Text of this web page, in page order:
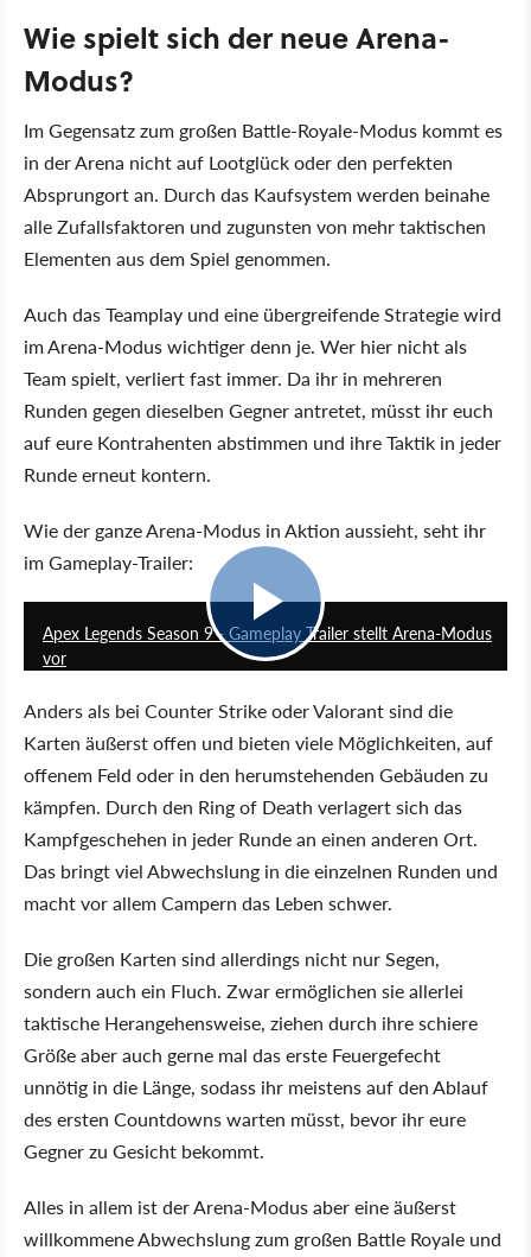
Wie spielt sich der neue Arena-
Modus?
Im Gegensatz zum großen Battle-Royale-Modus kommt es
in der Arena nicht auf Lootglück oder den perfekten
Absprungort an. Durch das Kaufsystem werden beinahe
alle Zufallsfaktoren und zugunsten von mehr taktischen
Elementen aus dem Spiel genommen.
Auch das Teamplay und eine übergreifende Strategie wird
im Arena-Modus wichtiger denn je. Wer hier nicht als
Team spielt, verliert fast immer. Da ihr in mehreren
Runden gegen dieselben Gegner antretet, müsst ihr euch
auf eure Kontrahenten abstimmen und ihre Taktik in jeder
Runde erneut kontern.
Wie der ganze Arena-Modus in Aktion aussieht, seht ihr
im Gameplay-Trailer:
Apex Legends Season 9 - Gameplay Trailer stellt Arena-Modus
vor
Anders als bei Counter Strike oder Valorant sind die
Karten äußerst offen und bieten viele Möglichkeiten, auf
offenem Feld oder in den herumstehenden Gebäuden zu
kämpfen. Durch den Ring of Death verlagert sich das
Kampfgeschehen in jeder Runde an einen anderen Ort.
Das bringt viel Abwechslung in die einzelnen Runden und
macht vor allem Campern das Leben schwer.
Die großen Karten sind allerdings nicht nur Segen,
sondern auch ein Fluch. Zwar ermöglichen sie allerlei
taktische Herangehensweise, ziehen durch ihre schiere
Größe aber auch gerne mal das erste Feuergefecht
unnötig in die Länge, sodass ihr meistens auf den Ablauf
des ersten Countdowns warten müsst, bevor ihr eure
Gegner zu Gesicht bekommt.
Alles in allem ist der Arena-Modus aber eine äußerst
willkommene Abwechslung zum großen Battle Royale und